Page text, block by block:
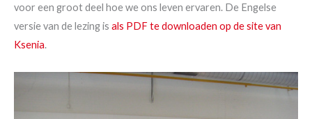
voor een groot deel hoe we ons leven ervaren. De Engelse
versie van de lezing is als PDF te downloaden op de site van
Ksenia.